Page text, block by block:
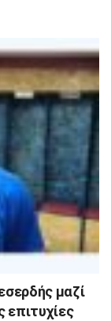
μαζί
επιτυχίες